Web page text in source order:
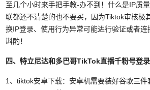
至几个小时来手把手教-办不到！什么是IP质
联都还不清楚的也不要买，因为Tiktok审核极
换IP登录、使用行为异常可能进行验证或者
斟酌！
四、特立尼达和多巴哥TikTok直播千粉号登
1、tiktok安卓下载：安卓机需要装好谷歌三件